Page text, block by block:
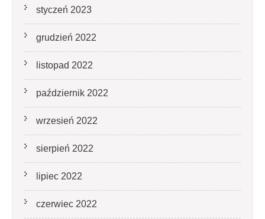
styczeń 2023
grudzień 2022
listopad 2022
październik 2022
wrzesień 2022
sierpień 2022
lipiec 2022
czerwiec 2022